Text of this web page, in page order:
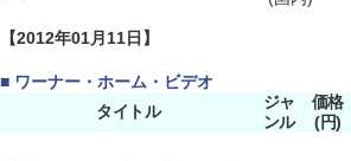
【2012年01月11日】
■ ワーナー・ホーム・ビデオ
タイトル
ジャ
ンル
価格
(円)